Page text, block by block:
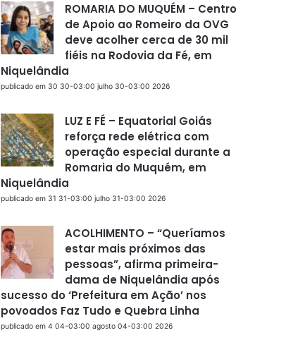
ROMARIA DO MUQUÉM – Centro
de Apoio ao Romeiro da OVG
deve acolher cerca de 30 mil
fiéis na Rodovia da Fé, em
Niquelândia
publicado em 30 30-03:00 julho 30-03:00 2026
LUZ E FÉ – Equatorial Goiás
reforça rede elétrica com
operação especial durante a
Romaria do Muquém, em
Niquelândia
publicado em 31 31-03:00 julho 31-03:00 2026
ACOLHIMENTO – “Queríamos
estar mais próximos das
pessoas”, afirma primeira-
dama de Niquelândia após
sucesso do ‘Prefeitura em Ação’ nos
povoados Faz Tudo e Quebra Linha
publicado em 4 04-03:00 agosto 04-03:00 2026